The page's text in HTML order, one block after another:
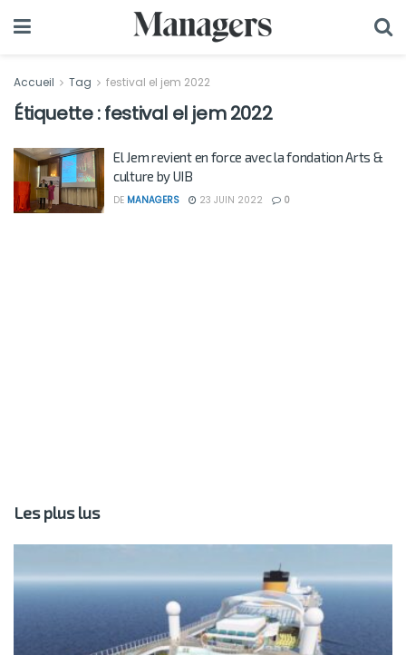
Accueil Tag festival el jem 2022
Étiquette :festival el jem 2022
El Jem revient en force avec la fondation Arts &
culture by UIB
DE MANAGERS 23 JUIN 2022 0
Les plus lus